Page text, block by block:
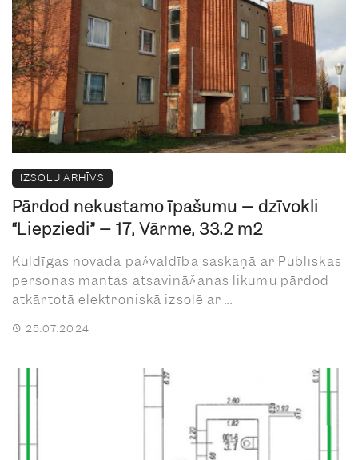
IZSOĻU ARHĪVS
Pārdod nekustamo īpašumu – dzīvokli
“Liepziedi” – 17, Vārme, 33.2 m2
Kuldīgas novada pašvaldība saskaņā ar Publiskas
personas mantas atsavināšanas likumu pārdod
atkārtotā elektroniskā izsolē ar ...
25.07.2024